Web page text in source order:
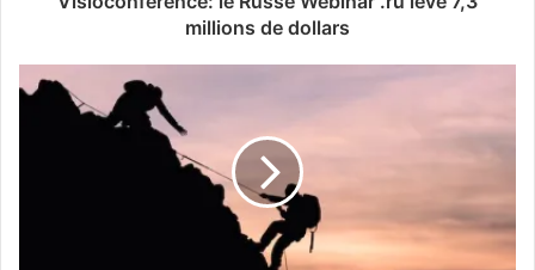
millions de dollars